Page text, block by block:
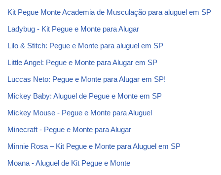
Kit Pegue Monte Academia de Musculação para aluguel em SP
Ladybug - Kit Pegue e Monte para Alugar
Lilo & Stitch: Pegue e Monte para aluguel em SP
Little Angel: Pegue e Monte para Alugar em SP
Luccas Neto: Pegue e Monte para Alugar em SP!
Mickey Baby: Aluguel de Pegue e Monte em SP
Mickey Mouse - Pegue e Monte para Aluguel
Minecraft - Pegue e Monte para Alugar
Minnie Rosa – Kit Pegue e Monte para Aluguel em SP
Moana - Aluguel de Kit Pegue e Monte